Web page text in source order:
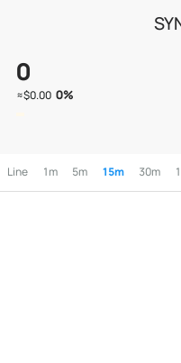
0
≈$0.00 0%
Line 1m 5m 15m 30m